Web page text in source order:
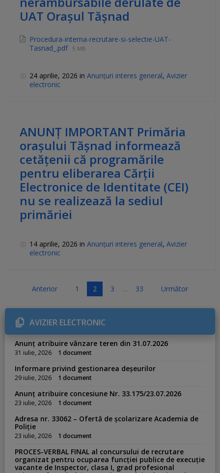
UAT Orașul Tășnad
Procedura-interna-recrutare-si-selectie-UAT-
Tasnad_.pdf 5 MB
24 aprilie, 2026 in Anunțuri interes general, Avizier
electronic
ANUNȚ IMPORTANT Primăria
orașului Tășnad informează
cetățenii că programările
pentru eliberarea Cărții
Electronice de Identitate (CEI)
nu se realizează la sediul
primăriei
14 aprilie, 2026 in Anunțuri interes general, Avizier
electronic
g
n
Anterior 1 2 3 … 33 Următor
AVIZIER ELECTRONIC
Anunț atribuire vânzare teren din 31.07.2026
31 iulie, 2026 1 document
Informare privind gestionarea deșeurilor
29 iulie, 2026 1 document
Anunț atribuire concesiune Nr. 33.175/23.07.2026
23 iulie, 2026 1 document
Adresa nr. 33062 – Ofertă de școlarizare Academia de
Poliție
23 iulie, 2026 1 document
PROCES-VERBAL FINAL al concursului de recrutare
organizat pentru ocuparea funcției publice de execuție
vacante de Inspector, clasa I, grad profesional